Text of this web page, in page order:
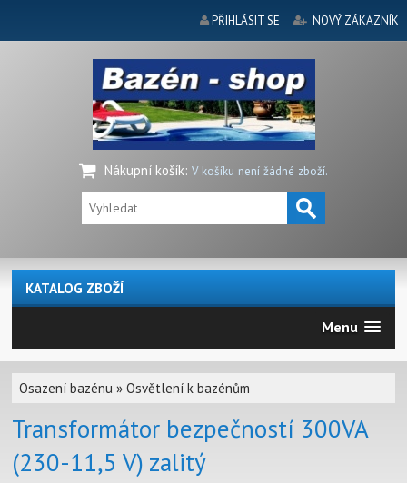
PŘIHLÁSIT SE NOVÝ ZÁKAZNÍK
Nákupní košík: V košíku není žádné zboží.
KATALOG ZBOŽÍ
Menu
Osazení bazénu »Osvětlení k bazénům
Transformátor bezpečností 300VA
(230-11,5 V) zalitý